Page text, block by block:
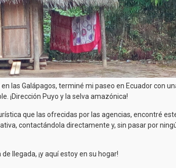
las Galápagos, terminé mi paseo en Ecuador con
¡Dirección Puyo y la selva amazónica!
que las ofrecidas por las agencias, encontré
contactándola directamente y, sin pasar por
llegada, ¡y aquí estoy en su hogar!